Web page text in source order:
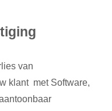
van
klant met Software,